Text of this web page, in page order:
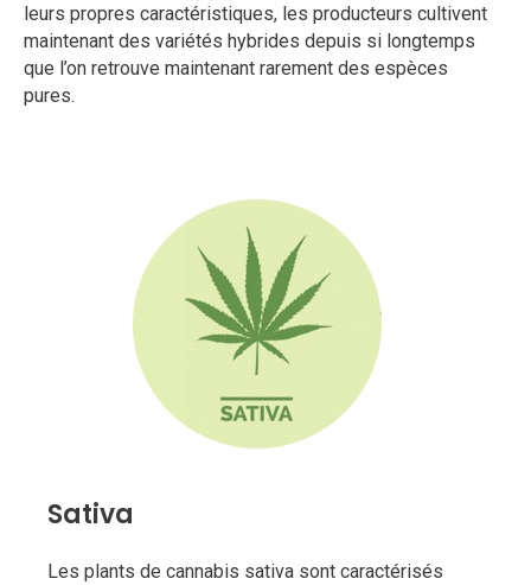
leurs propres caractéristiques, les producteurs cultivent
maintenant des variétés hybrides depuis si longtemps
que l’on retrouve maintenant rarement des espèces
pures.
Sativa
Les plants de cannabis sativa sont caractérisés